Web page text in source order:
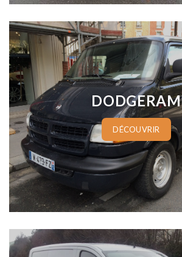
www.cineautos.com
www.cineautos.com
DODGERAM
DÉCOUVRIR